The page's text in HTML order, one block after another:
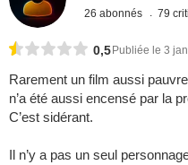
26 abonnés 79
0,5 Publiée le 3
Rarement un film aussi
n’a été aussi encensé par la
C’est sidérant.
Il n’y a pas un seul